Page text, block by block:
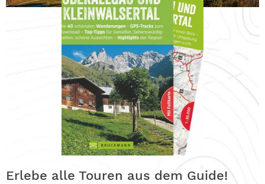
Erlebe alle Touren aus dem Guide!